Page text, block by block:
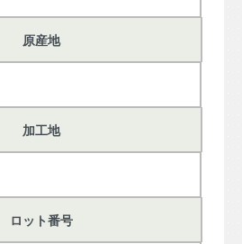
原産地
加工地
ロット番号